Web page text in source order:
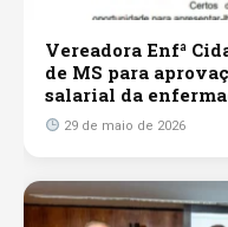
Vereadora Enfª
de MS para
salarial da
29 de maio de 2026